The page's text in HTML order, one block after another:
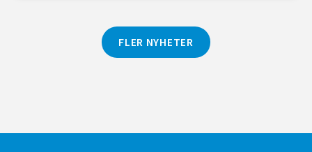
FLER NYHETER